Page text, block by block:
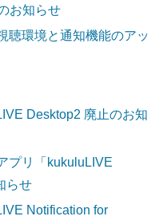
お知らせ
聴環境と通知機能のアッ
Desktop2 廃止のお知
プリ「kukuluLIVE
らせ
Notification for